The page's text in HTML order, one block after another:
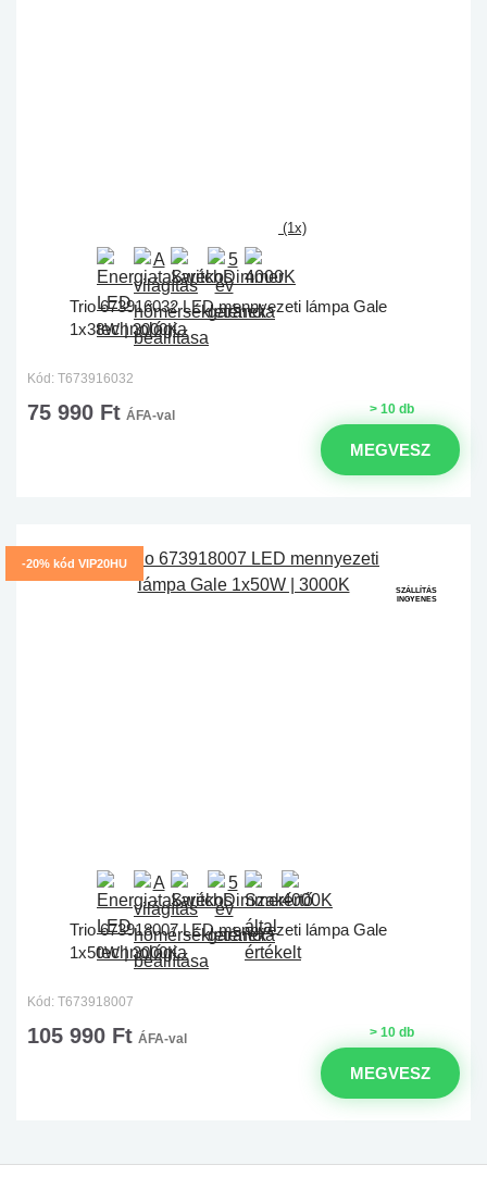
(1x)
Trio 673916032 LED mennyezeti lámpa Gale
1x38W | 3000K
Kód: T673916032
> 10 db
75 990 Ft ÁFA-val
MEGVESZ
-20% kód VIP20HU
SZÁLLÍTÁS
INGYENES
Trio 673918007 LED mennyezeti lámpa Gale
1x50W | 3000K
Kód: T673918007
> 10 db
105 990 Ft ÁFA-val
MEGVESZ